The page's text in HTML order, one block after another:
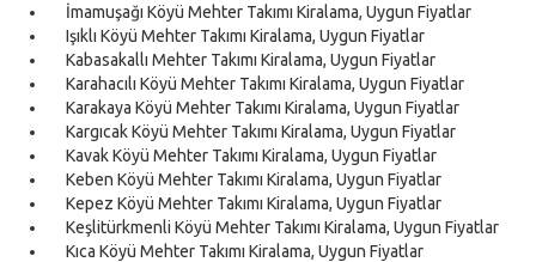
İmamuşağı Köyü Mehter Takımı Kiralama, Uygun Fiyatlar
Işıklı Köyü Mehter Takımı Kiralama, Uygun Fiyatlar
Kabasakallı Mehter Takımı Kiralama, Uygun Fiyatlar
Karahacılı Köyü Mehter Takımı Kiralama, Uygun Fiyatlar
Karakaya Köyü Mehter Takımı Kiralama, Uygun Fiyatlar
Kargıcak Köyü Mehter Takımı Kiralama, Uygun Fiyatlar
Kavak Köyü Mehter Takımı Kiralama, Uygun Fiyatlar
Keben Köyü Mehter Takımı Kiralama, Uygun Fiyatlar
Kepez Köyü Mehter Takımı Kiralama, Uygun Fiyatlar
Keşlitürkmenli Köyü Mehter Takımı Kiralama, Uygun Fiyatlar
Kıca Köyü Mehter Takımı Kiralama, Uygun Fiyatlar